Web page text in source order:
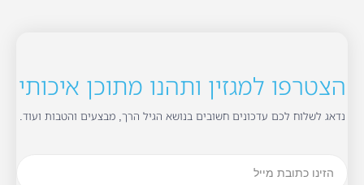
הצטרפו למגזין ותהנו מתוכן איכותי
נדאג לשלוח לכם עדכונים חשובים בנושא הגיל הרך, מבצעים והטבות ועוד.